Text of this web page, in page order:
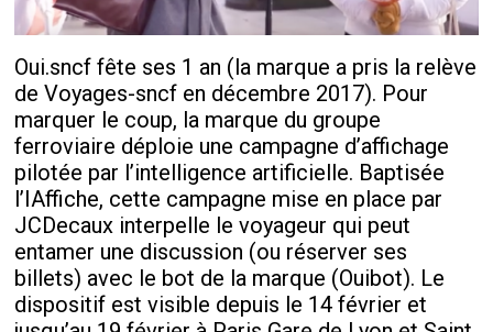
Oui.sncf fête ses 1 an (la marque a pris la relève
de Voyages-sncf en décembre 2017). Pour
marquer le coup, la marque du groupe
ferroviaire déploie une campagne d’affichage
pilotée par l’intelligence artificielle. Baptisée
l’IAffiche, cette campagne mise en place par
JCDecaux interpelle le voyageur qui peut
entamer une discussion (ou réserver ses
billets) avec le bot de la marque (Ouibot). Le
dispositif est visible depuis le 14 février et